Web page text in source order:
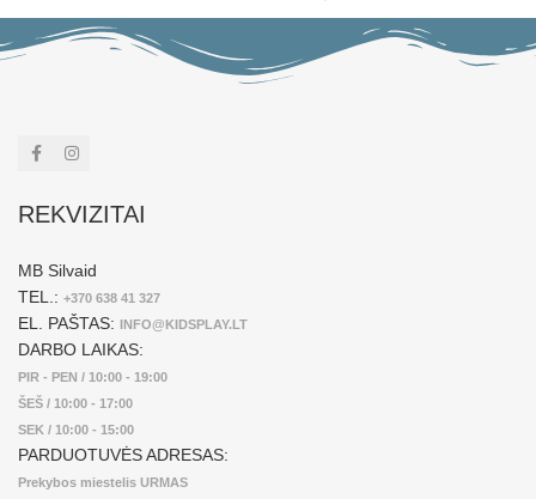
REKVIZITAI
MB Silvaid
TEL.: +370 638 41 327
EL. PAŠTAS: INFO@KIDSPLAY.LT
DARBO LAIKAS:
PIR - PEN / 10:00 - 19:00
ŠEŠ / 10:00 - 17:00
SEK / 10:00 - 15:00
PARDUOTUVĖS ADRESAS:
Prekybos miestelis URMAS